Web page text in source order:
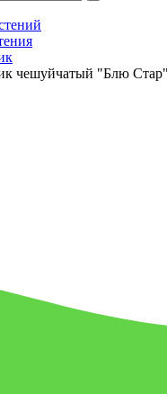
чешуйчатый "Блю Стар"